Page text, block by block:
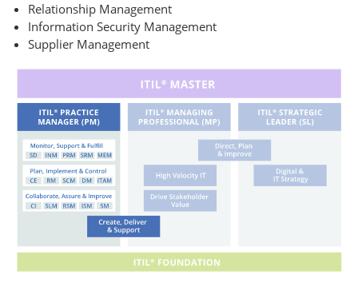
Relationship Management
Information Security Management
Supplier Management